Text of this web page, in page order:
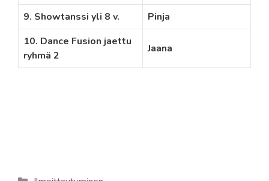
9. Showtanssi yli 8 v.
Pinja
10. Dance Fusion jaettu
ryhmä 2
Jaana